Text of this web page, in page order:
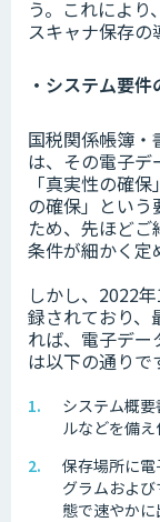
う。これにより
スキャナ保存の
・システム要件
国税関係帳簿・
は、その電子デ
「真実性の確
の確保」とい
ため、先ほど
条件が細かく定
しかし、2022
録されており、
れば、電子デー
は以下の通りで
システム概
ルなどを備え
保存場所に
グラムおよ
態で速やか